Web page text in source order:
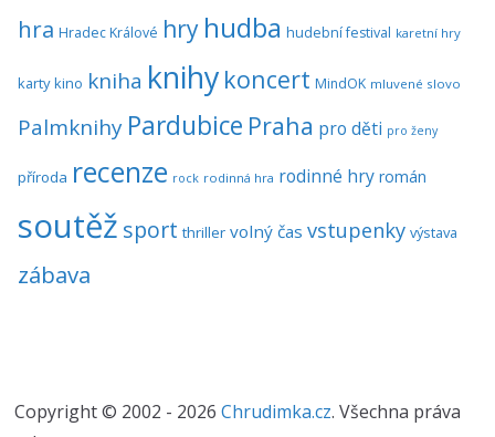
hra Hradec Králové hry hudba hudební festival karetní hry
karty kino kniha knihy koncert MindOK mluvené slovo
Palmknihy Pardubice Praha pro děti pro ženy
příroda recenze rock rodinná hra rodinné hry román
soutěž sport thriller volný čas vstupenky výstava
zábava
Copyright © 2002 - 2026Chrudimka.cz. Všechna práva